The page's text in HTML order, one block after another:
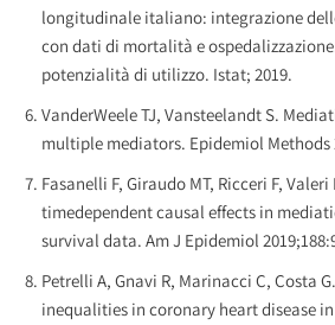
longitudinale italiano: integrazione
con dati di mortalità e
potenzialità di utilizzo. Istat; 2019.
VanderWeele TJ, Vansteelandt S.
multiple mediators. Epidemiol Methods
Fasanelli F, Giraudo MT, Ricceri F,
timedependent causal effects in
survival data. Am J Epidemiol
Petrelli A, Gnavi R, Marinacci C, Costa
inequalities in coronary heart disease